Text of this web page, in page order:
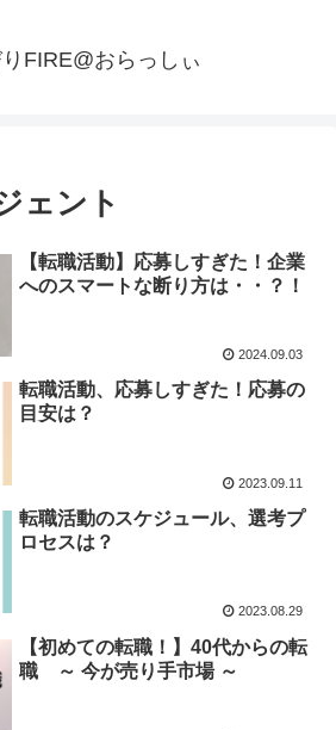
FIRE@おらっしぃ
ェント
【転職活動】応募しすぎた！企業
へのスマートな断り方は・・？！
2024.09.03
転職活動、応募しすぎた！応募の
目安は？
2023.09.11
転職活動のスケジュール、選考プ
ロセスは？
2023.08.29
【初めての転職！】40代からの転
職 ～ 今が売り手市場 ～